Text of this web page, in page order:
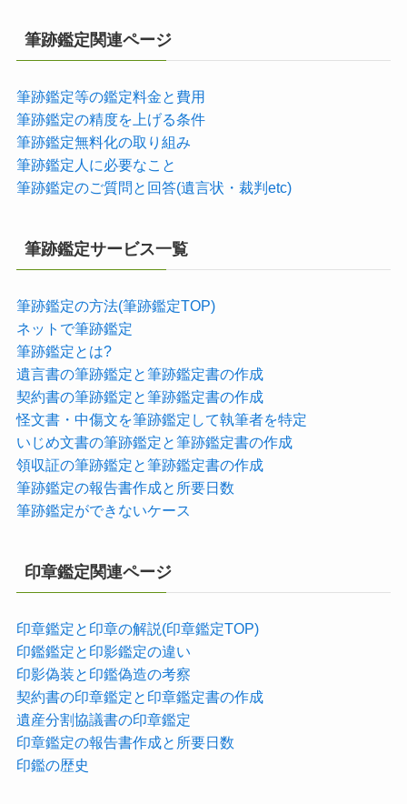
イ
筆跡鑑定関連ページ
筆跡鑑定等の鑑定料金と費用
筆跡鑑定の精度を上げる条件
筆跡鑑定無料化の取り組み
筆跡鑑定人に必要なこと
筆跡鑑定のご質問と回答(遺言状・裁判etc)
筆跡鑑定サービス一覧
筆跡鑑定の方法(筆跡鑑定TOP)
ネットで筆跡鑑定
筆跡鑑定とは?
遺言書の筆跡鑑定と筆跡鑑定書の作成
契約書の筆跡鑑定と筆跡鑑定書の作成
怪文書・中傷文を筆跡鑑定して執筆者を特定
いじめ文書の筆跡鑑定と筆跡鑑定書の作成
領収証の筆跡鑑定と筆跡鑑定書の作成
筆跡鑑定の報告書作成と所要日数
筆跡鑑定ができないケース
印章鑑定関連ページ
印章鑑定と印章の解説(印章鑑定TOP)
印鑑鑑定と印影鑑定の違い
印影偽装と印鑑偽造の考察
契約書の印章鑑定と印章鑑定書の作成
遺産分割協議書の印章鑑定
印章鑑定の報告書作成と所要日数
印鑑の歴史